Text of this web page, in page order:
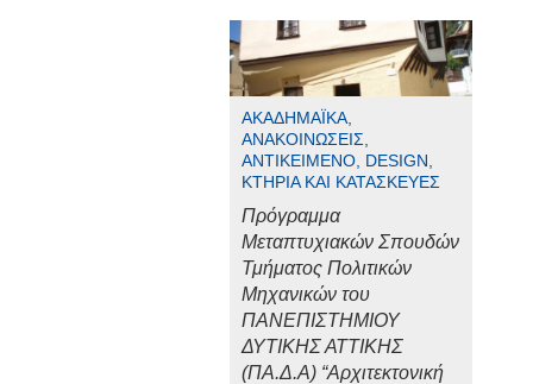
ΑΚΑΔΗΜΑΪΚΆ,
ΑΝΑΚΟΙΝΏΣΕΙΣ,
ΑΝΤΙΚΕΊΜΕΝΟ, DESIGN,
ΚΤΉΡΙΑ ΚΑΙ ΚΑΤΑΣΚΕΥΈΣ
Πρόγραμμα
Μεταπτυχιακών Σπουδών
Τμήματος Πολιτικών
Μηχανικών του
ΠΑΝΕΠΙΣΤΗΜΙΟΥ
ΔΥΤΙΚΗΣ ΑΤΤΙΚΗΣ
(ΠΑ.Δ.Α) “Αρχιτεκτονική